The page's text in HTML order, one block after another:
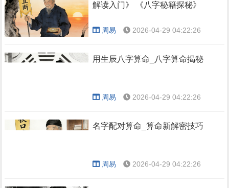
解读入门》 《八字秘籍探秘》
周易 2026-04-29 04:22:26
用生辰八字算命_八字算命揭秘
周易 2026-04-29 04:22:26
名字配对算命_算命新解密技巧
周易 2026-04-29 04:22:26